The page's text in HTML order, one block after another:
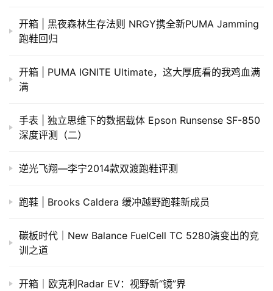
开箱 | 黑夜森林生存法则 NRGY携全新PUMA Jamming
跑鞋回归
开箱 | PUMA IGNITE Ultimate，这大厚底看的我鸡血满
满
手表 | 独立思维下的数据载体 Epson Runsense SF-850
深度评测（二）
逆光飞翔—李宁2014款双渡跑鞋评测
跑鞋 | Brooks Caldera 缓冲越野跑鞋新成员
碳板时代｜New Balance FuelCell TC 5280演变出的竞
训之道
开箱｜欧克利Radar EV：视野新“镜”界